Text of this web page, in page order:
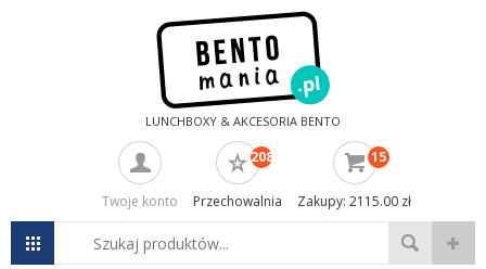
LUNCHBOXY & AKCESORIA BENTO
Twoje konto
208
Przechowalnia
15
Zakupy: 2115.00 zł